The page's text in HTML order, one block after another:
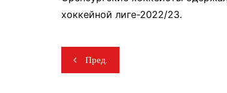
хоккейной лиге-2022/23.
Навигация
по
Пред.